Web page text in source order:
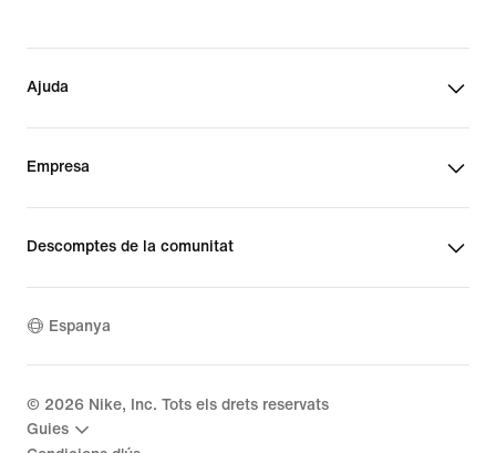
Ajuda
Empresa
Descomptes de la comunitat
Espanya
© 2026 Nike, Inc. Tots els drets reservats
Guies